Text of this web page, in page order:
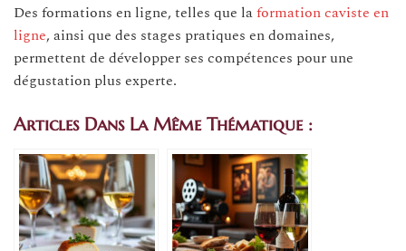
Des formations en ligne, telles que laformation caviste en
ligne, ainsi que des stages pratiques en domaines,
permettent de développer ses compétences pour une
dégustation plus experte.
Articles Dans La Même Thématique :